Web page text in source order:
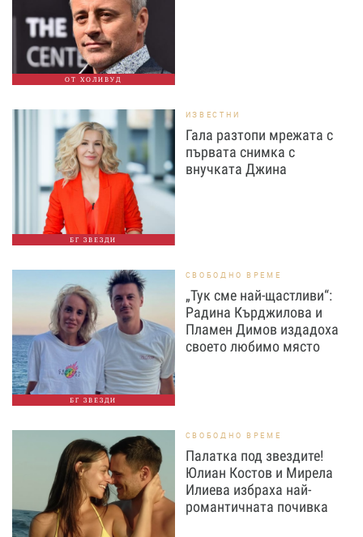
ОТ ХОЛИВУД
БГ ЗВЕЗДИ
ИЗВЕСТНИ
Гала разтопи мрежата с
първата снимка с
внучката Джина
БГ ЗВЕЗДИ
СВОБОДНО ВРЕМЕ
„Тук сме най-щастливи“:
Радина Кърджилова и
Пламен Димов издадоха
своето любимо място
СВОБОДНО ВРЕМЕ
Палатка под звездите!
Юлиан Костов и Мирела
Илиева избраха най-
романтичната почивка